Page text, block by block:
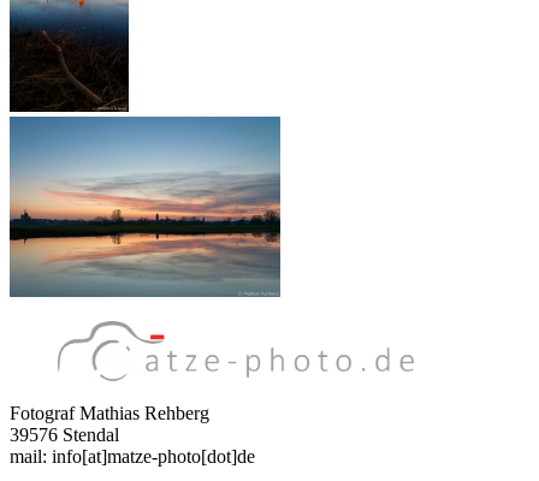
Fotograf Mathias Rehberg
39576 Stendal
mail: info[at]matze-photo[dot]de